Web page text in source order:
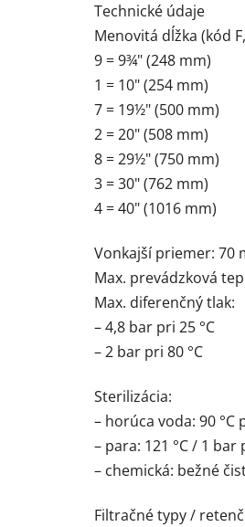
Technické údaje
Menovitá dĺžka (kód
9 = 9¾" (248 mm)
1 = 10" (254 mm)
7 = 19½" (500 mm)
2 = 20" (508 mm)
8 = 29½" (750 mm)
3 = 30" (762 mm)
4 = 40" (1016 mm)
Vonkajší priemer: 70
Max. prevádzková
Max. diferenčný tlak:
– 4,8 bar pri 25 °C
– 2 bar pri 80 °C
Sterilizácia:
– horúca voda: 90 °C
– para: 121 °C / 1 bar
– chemická: bežné
Filtračné typy /